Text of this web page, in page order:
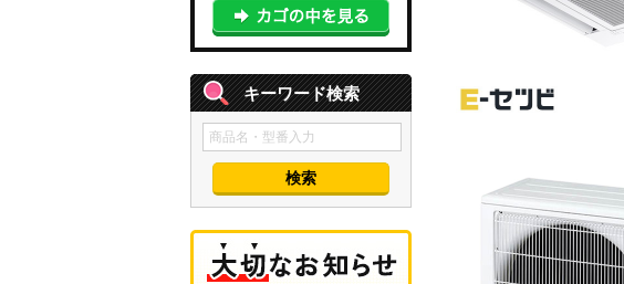
キーワード検索